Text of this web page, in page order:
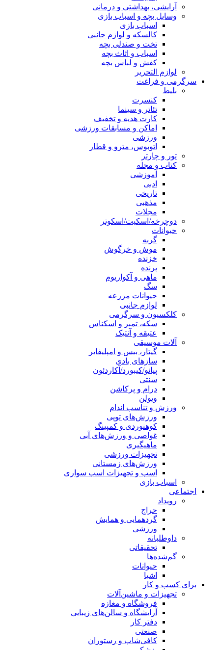
آرایشی، بهداشتی و درمانی
وسایل بچه و اسباب بازی
اسباب بازی
کالسکه و لوازم جانبی
تخت و صندلی بچه
اسباب و اثاث بچه
کفش و لباس بچه
لوازم التحریر
سرگرمی و فراغت
بلیط
کنسرت
تئاتر و سینما
کارت هدیه و تخفیف
اماکن و مسابقات ورزشی
ورزشی
اتوبوس، مترو و قطار
تور و چارتر
کتاب و مجله
آموزشی
ادبی
تاریخی
مذهبی
مجلات
دوچرخه/اسکیت/اسکوتر
حیوانات
گربه
موش و خرگوش
خزنده
پرنده
ماهی و آکواریوم
سگ
حیوانات مزرعه
لوازم جانبی
کلکسیون و سرگرمی
سکه، تمبر و اسکناس
عتیقه و آنتیک
آلات موسیقی
گیتار، بیس و امپلیفایر
سازهای بادی
پیانو/کیبورد/آکاردئون
سنتی
درام و پرکاشن
ویولن
ورزش و تناسب اندام
ورزش‌های توپی
کوهنوردی و کمپینگ
غواصی و ورزش‌های آبی
ماهیگیری
تجهیزات ورزشی
ورزش‌های زمستانی
اسب و تجهیزات اسب سواری
اسباب‌ بازی
اجتماعی
رویداد
حراج
گردهمایی و همایش
ورزشی
داوطلبانه
تحقیقاتی
گم‌شده‌ها
حیوانات
اشیا
برای کسب و کار
تجهیزات و ماشین‌آلات
فروشگاه و مغازه
آرایشگاه و سالن‌های زیبایی
دفتر کار
صنعتی
کافی‌شاپ و رستوران